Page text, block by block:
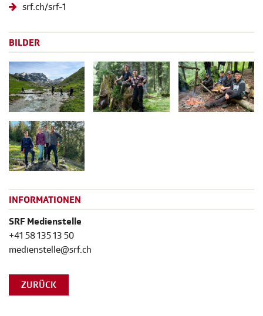
srf.ch/srf-1
BILDER
INFORMATIONEN
SRF Medienstelle
+41 58 135 13 50
medienstelle@srf.ch
ZURÜCK